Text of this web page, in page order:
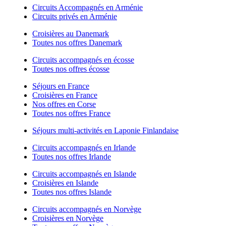
Circuits Accompagnés en Arménie
Circuits privés en Arménie
Croisières au Danemark
Toutes nos offres Danemark
Circuits accompagnés en écosse
Toutes nos offres écosse
Séjours en France
Croisières en France
Nos offres en Corse
Toutes nos offres France
Séjours multi-activités en Laponie Finlandaise
Circuits accompagnés en Irlande
Toutes nos offres Irlande
Circuits accompagnés en Islande
Croisières en Islande
Toutes nos offres Islande
Circuits accompagnés en Norvège
Croisières en Norvège